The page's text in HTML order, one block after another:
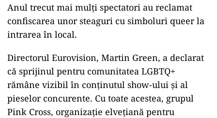
Anul trecut mai mulți spectatori au reclamat
confiscarea unor steaguri cu simboluri queer la
intrarea în local.
Directorul Eurovision, Martin Green, a declarat
că sprijinul pentru comunitatea LGBTQ+
rămâne vizibil în conținutul show-ului și al
pieselor concurente. Cu toate acestea, grupul
Pink Cross, organizație elvețiană pentru